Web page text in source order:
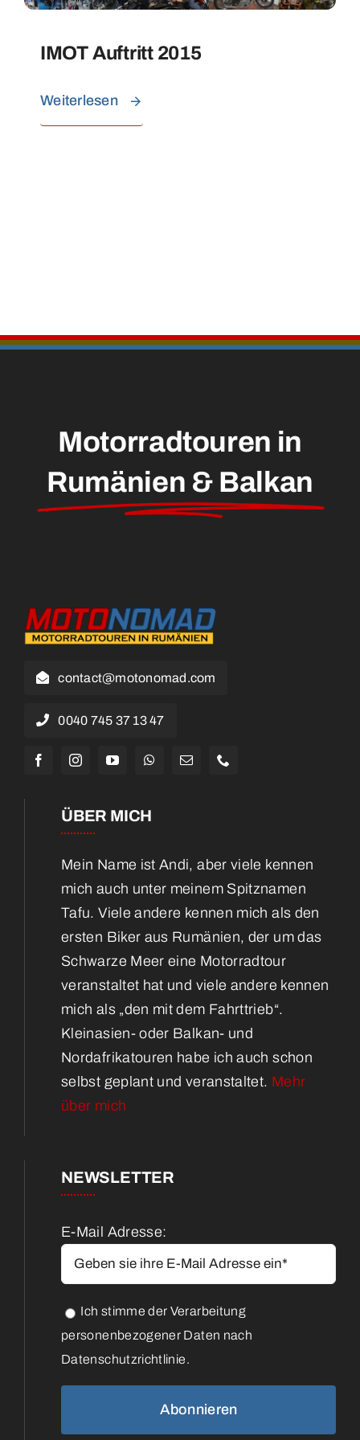
IMOT Auftritt 2015
Weiterlesen
Motorradtouren in
Rumänien & Balkan
contact@motonomad.com
0040 745 37 13 47
ÜBER MICH
Mein Name ist Andi, aber viele kennen
mich auch unter meinem Spitznamen
Tafu. Viele andere kennen mich als den
ersten Biker aus Rumänien, der um das
Schwarze Meer eine Motorradtour
veranstaltet hat und viele andere kennen
mich als „den mit dem Fahrttrieb“.
Kleinasien- oder Balkan- und
Nordafrikatouren habe ich auch schon
selbst geplant und veranstaltet. Mehr
über mich
NEWSLETTER
E-Mail Adresse:
Ich stimme der Verarbeitung
personenbezogener Daten nach
Datenschutzrichtlinie.